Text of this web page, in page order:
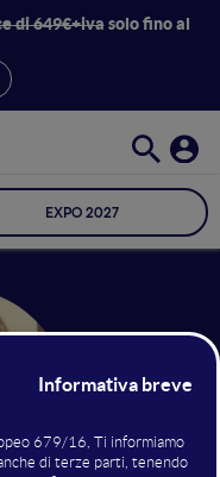
di 649€+ivasolo fino al
EXPO 2027